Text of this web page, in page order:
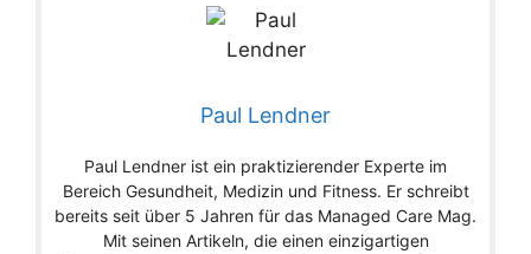
Paul Lendner
Paul Lendner ist ein praktizierender Experte im
Bereich Gesundheit, Medizin und Fitness. Er schreibt
bereits seit über 5 Jahren für das Managed Care Mag.
Mit seinen Artikeln, die einen einzigartigen